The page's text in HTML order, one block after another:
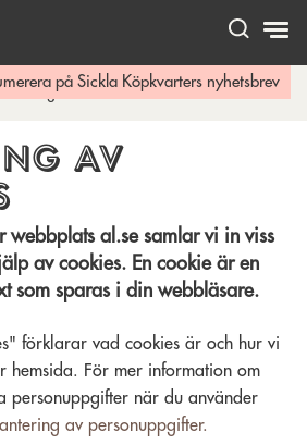
på Sickla Köpkvarters nyhetsbrev
av cookies
AV
webbplats al.se samlar vi in viss
av cookies. En cookie är en
som sparas i din webbläsare.
förklarar vad cookies är och hur vi
hemsida. För mer information om
personuppgifter när du använder
av personuppgifter.